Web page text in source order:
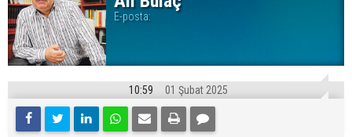
E-posta:
10:59 01 Şubat 2025